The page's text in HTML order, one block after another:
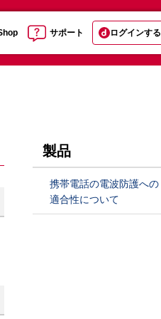
サポート ログインする
製品
携帯電話の電波防護への
適合性について